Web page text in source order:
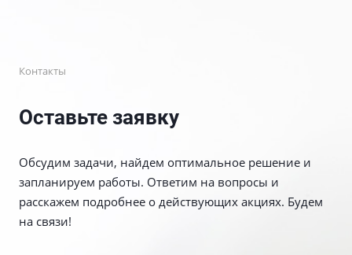
Контакты
Оставьте заявку
Обсудим задачи, найдем оптимальное решение и
запланируем работы. Ответим на вопросы и
расскажем подробнее о действующих акциях. Будем
на связи!